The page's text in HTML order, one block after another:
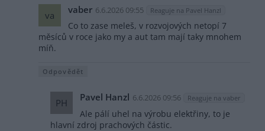
va vaber 6.6.2026 09:55 Reaguje na Pavel Hanzl
Co to zase meleš, v rozvojových netopí 7
měsíců v roce jako my a aut tam mají taky mnohem
míň.
Odpovědět
PH Pavel Hanzl 6.6.2026 09:56 Reaguje na vaber
Ale pálí uhel na výrobu elektřiny, to je
hlavní zdroj prachových částic.